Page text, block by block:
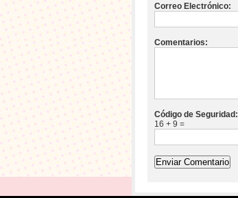
Correo Electrónico:
Comentarios:
Código de Seguridad:
16 + 9 =